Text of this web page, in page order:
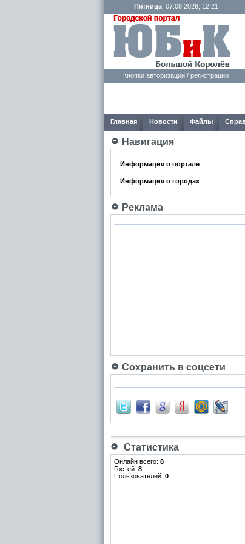
Пятница, 07.08.2026, 12:21
Кнопки авторизации / регистрации
Главная Новости Файлы
Навигация
Информация о портале
Информация о городах
Реклама
Сохранить в соцсети
Статистика
Онлайн всего: 8
Гостей: 8
Пользователей: 0